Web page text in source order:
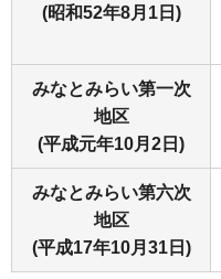
(昭和52年8月1日)
みなとみらい第一次
地区
(平成元年10月2日)
みなとみらい第六次
地区
(平成17年10月31日)